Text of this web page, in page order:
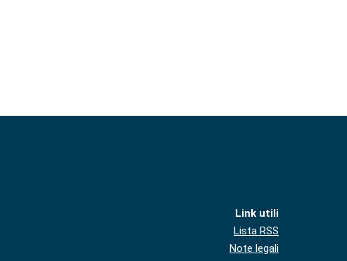
Link utili
Lista RSS
Note legali